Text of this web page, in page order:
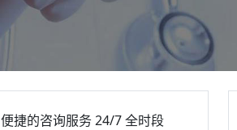
便捷的咨询服务24/7 全时段